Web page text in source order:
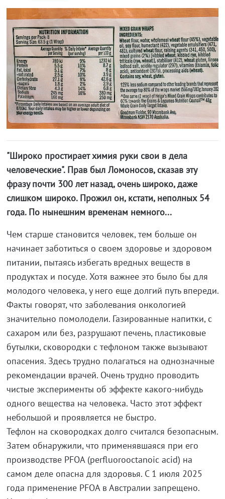
"Широко простирает химия руки свои в дела
человеческие". Прав был Ломоносов, сказав эту
фразу почти 300 лет назад, очень широко, даже
слишком широко. Прожил он, кстати, неполных 54
года. По нынешним временам немного...
Чем старше становится человек, тем больше он
начинает заботиться о своем здоровье и здоровом
питании, пытаясь избегать вредных веществ в
продуктах и посуде. Хотя важнее это было бы для
молодого человека, у него еще долгий путь впереди.
Факты говорят, что заболевания онкологией
значительно помолодели. Газированные напитки, с
сахаром или без, разрушают печень, пластиковые
бутылки, сковородки с тефлоном также вызывают
опасения. Здесь трудно полагаться на однозначные
рекомендации врачей. Очень трудно проводить
чистые эксперименты об эффекте какого-нибудь
одного вещества на человека. Часто этот эффект
небольшой и проявляется не быстро.
Тефлон на сковородках долго считался безопасным.
Затем обнаружили, что применявшаяся при его
производстве PFOA (perfluorooctanoic acid) на
самом деле опасна для здоровья. С 1 июля 2025
года применение PFOA в Австралии запрещено.